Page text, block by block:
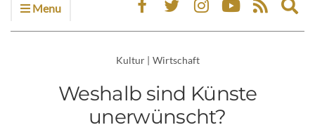
Menu
Kultur | Wirtschaft
Weshalb sind Künste
unerwünscht?